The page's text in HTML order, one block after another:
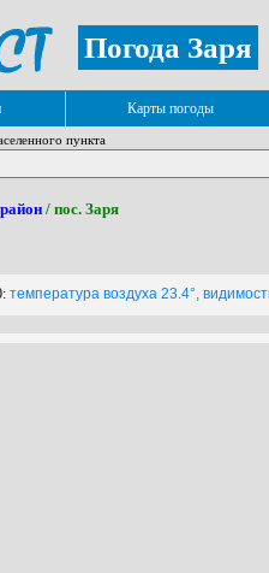
Погода Заря
Карты погоды
пункта
/ пос. Заря
температура воздуха 23.4°,